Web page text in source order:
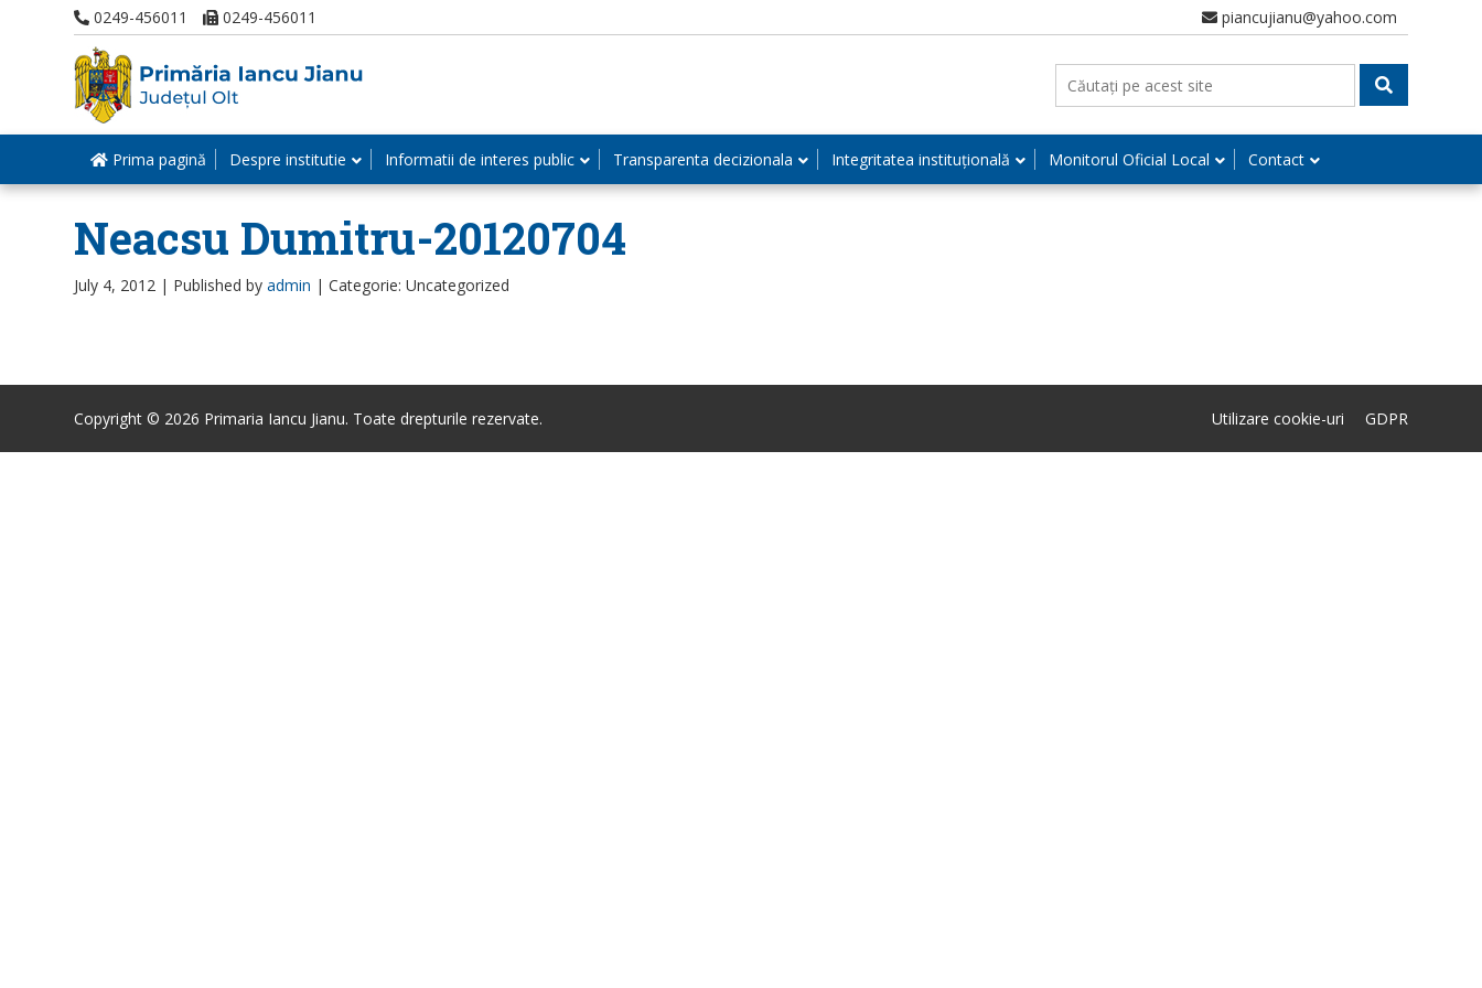
0249-456011 0249-456011 piancujianu@yahoo.com
Prima pagină Despre institutie Informatii de interes public Transparenta decizionala Integritatea instituțională Monitorul Oficial Local Contact
Neacsu Dumitru-20120704
July 4, 2012 | Published by admin | Categorie: Uncategorized
Copyright © 2026 Primaria Iancu Jianu. Toate drepturile rezervate. Utilizare cookie-uri GDPR